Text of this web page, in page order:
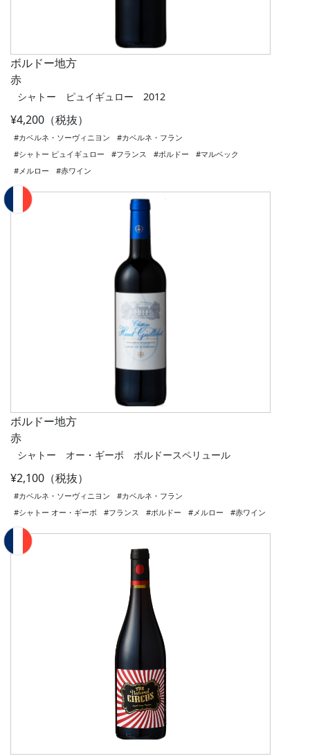
ボルドー地方
赤
シャトー ピュイギュロー 2012
¥4,200（税抜）
#カベルネ・ソーヴィニヨン
#カベルネ・フラン
#シャトー ピュイギュロー
#フランス #ボルドー
#マルベック
#メルロー
#赤ワイン
ボルドー地方
赤
シャトー オー・ギーボ ボルドースペリュール
¥2,100（税抜）
#カベルネ・ソーヴィニヨン
#カベルネ・フラン
#シャトー オー・ギーボ
#フランス #ボルドー #メルロー #赤ワイン